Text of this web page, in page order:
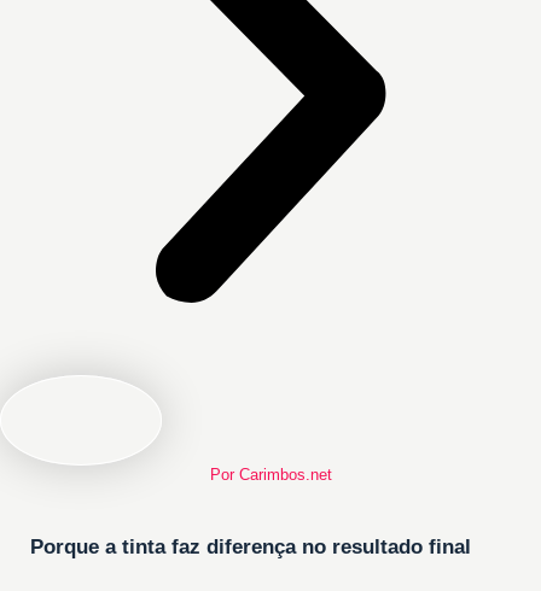
Por Carimbos.net
Porque a tinta faz diferença no resultado final